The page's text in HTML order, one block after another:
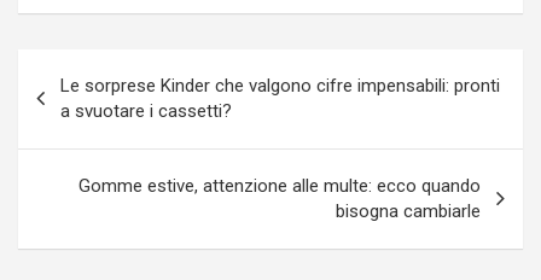
articoli
Le sorprese Kinder che valgono cifre impensabili: pronti
a svuotare i cassetti?
Gomme estive, attenzione alle multe: ecco quando
bisogna cambiarle